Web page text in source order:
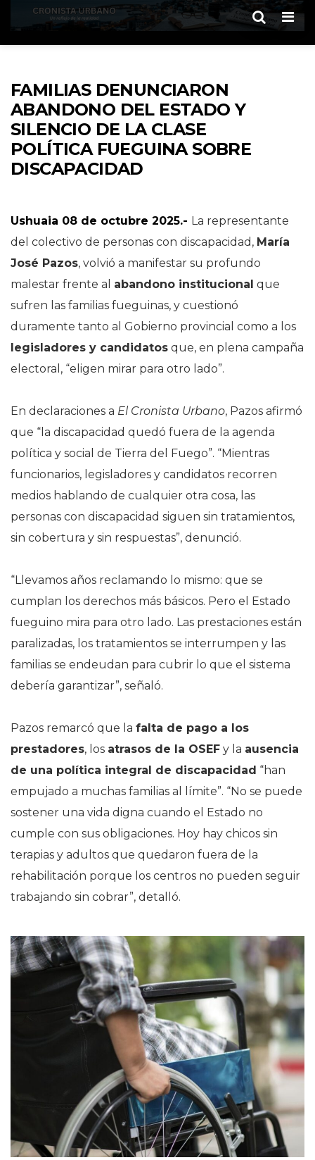
FAMILIAS DENUNCIARON
ABANDONO DEL ESTADO Y
SILENCIO DE LA CLASE
POLÍTICA FUEGUINA SOBRE
DISCAPACIDAD
Ushuaia 08 de octubre 2025.- La representante
del colectivo de personas con discapacidad, María
José Pazos, volvió a manifestar su profundo
malestar frente al abandono institucional que
sufren las familias fueguinas, y cuestionó
duramente tanto al Gobierno provincial como a los
legisladores y candidatos que, en plena campaña
electoral, “eligen mirar para otro lado”.
En declaraciones a El Cronista Urbano, Pazos afirmó
que “la discapacidad quedó fuera de la agenda
política y social de Tierra del Fuego”. “Mientras
funcionarios, legisladores y candidatos recorren
medios hablando de cualquier otra cosa, las
personas con discapacidad siguen sin tratamientos,
sin cobertura y sin respuestas”, denunció.
“Llevamos años reclamando lo mismo: que se
cumplan los derechos más básicos. Pero el Estado
fueguino mira para otro lado. Las prestaciones están
paralizadas, los tratamientos se interrumpen y las
familias se endeudan para cubrir lo que el sistema
debería garantizar”, señaló.
Pazos remarcó que la falta de pago a los
prestadores, los atrasos de la OSEF y la ausencia
de una política integral de discapacidad “han
empujado a muchas familias al límite”. “No se puede
sostener una vida digna cuando el Estado no
cumple con sus obligaciones. Hoy hay chicos sin
terapias y adultos que quedaron fuera de la
rehabilitación porque los centros no pueden seguir
trabajando sin cobrar”, detalló.